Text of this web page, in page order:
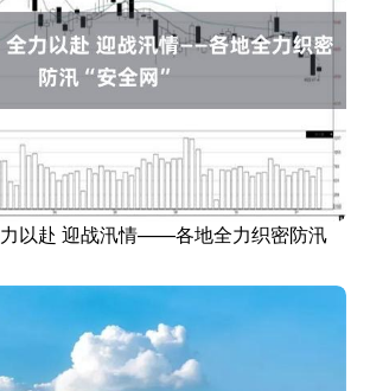
以赴 迎战汛情——各地全力织密防汛